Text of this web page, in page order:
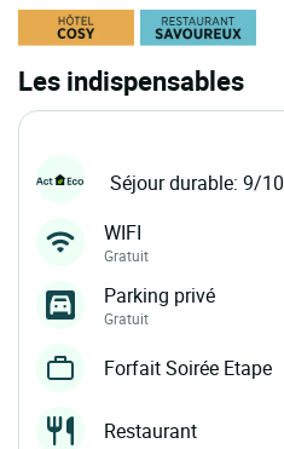
Les indispensables
Séjour durable: 9/10
WIFI
Gratuit
Parking privé
Gratuit
Forfait Soirée Etape
Restaurant